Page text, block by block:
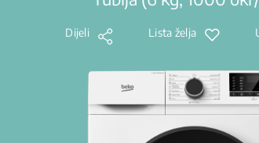
Dijeli Lista želja